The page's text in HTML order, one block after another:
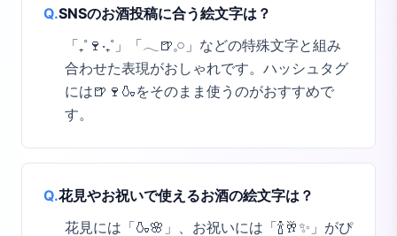
Q.SNSのお酒投稿に合う絵文字は？
「₊˚🍷‧₊˚」「𓂃🍺𓈒𓏸」などの特殊文字と組み
合わせた表現がおしゃれです。ハッシュタグ
には🍺🍷🍶をそのまま使うのがおすすめで
す。
Q.花見やお祝いで使えるお酒の絵文字は？
花見には「🍶🌸」、お祝いには「🍾🥂✨」がぴ